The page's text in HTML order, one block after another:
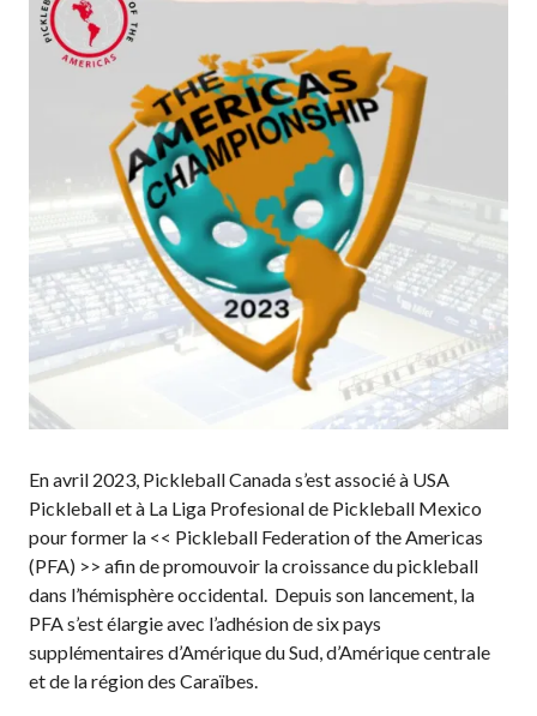
Conseil
d’administration
Assemblées
générales annuelles
Le Conseil consultatif
national de Pickleball
Règlements et
Journée nationale du
Pickleball
PC Scoop
Contact
Championnats
Nationaux
Règles de base
Pickleball récréatif
Para/Fauteuil Roulant
Pickleball
Développement à
En avril 2023, Pickleball Canada s’est associé à USA
Pickleball et à La Liga Profesional de Pickleball Mexico
pour former la << Pickleball Federation of the Americas
(PFA) >> afin de promouvoir la croissance du pickleball
dans l’hémisphère occidental. Depuis son lancement, la
PFA s’est élargie avec l’adhésion de six pays
supplémentaires d’Amérique du Sud, d’Amérique centrale
et de la région des Caraïbes.